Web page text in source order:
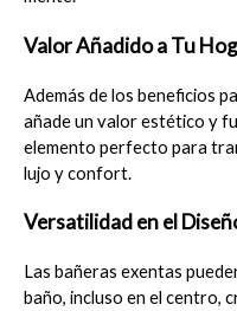
Valor Añadido a Tu
Además de los beneficios
añade un valor estético y
elemento perfecto para
lujo y confort.
Versatilidad en el
Las bañeras exentas
baño, incluso en el centro,